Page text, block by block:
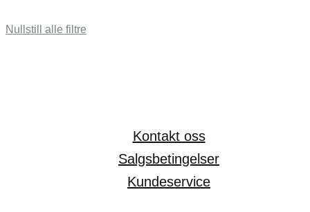
Nullstill alle filtre
Kontakt oss
Salgsbetingelser
Kundeservice